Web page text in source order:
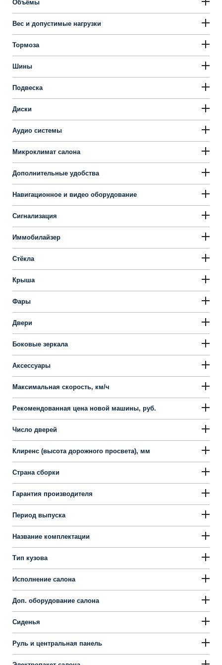
Объёмы
Вес и допустимые нагрузки
Тормоза
Шины
Подвеска
Диски
Аудио системы
Микроклимат салона
Дополнительные удобства
Навигационное и видео оборудование
Сигнализация
Иммобилайзер
Стёкла
Крыша
Фары
Двери
Боковые зеркала
Аксессуары
Максимальная скорость, км/ч
Рекомендованная цена новой машины, руб.
Число дверей
Клиренс (высота дорожного просвета), мм
Страна сборки
Гарантия производителя
Период выпуска
Название комплектации
Тип кузова
Исполнение салона
Доп. оборудование салона
Сиденья
Руль и центральная панель